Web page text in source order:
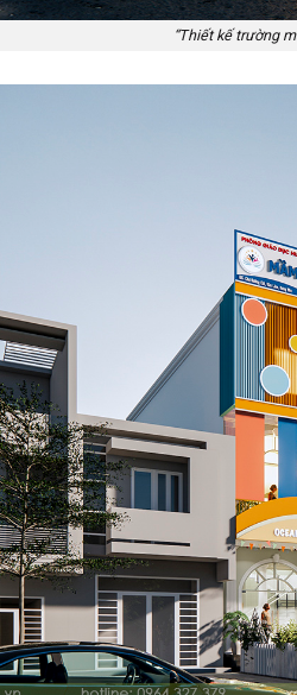
“Thiết kế trường